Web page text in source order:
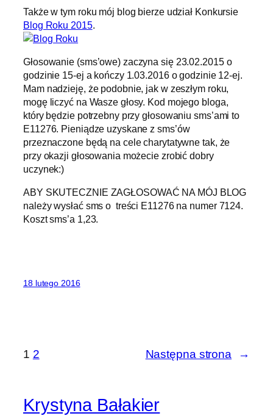
Także w tym roku mój blog bierze udział Konkursie
Blog Roku 2015.
Głosowanie (sms’owe) zaczyna się 23.02.2015 o
godzinie 15-ej a kończy 1.03.2016 o godzinie 12-ej.
Mam nadzieję, że podobnie, jak w zeszłym roku,
mogę liczyć na Wasze głosy. Kod mojego bloga,
który będzie potrzebny przy głosowaniu sms’ami to
E11276. Pieniądze uzyskane z sms’ów
przeznaczone będą na cele charytatywne tak, że
przy okazji głosowania możecie zrobić dobry
uczynek:)
ABY SKUTECZNIE ZAGŁOSOWAĆ NA MÓJ BLOG
należy wysłać sms o treści E11276 na numer 7124.
Koszt sms’a 1,23.
18 lutego 2016
1 2 Następna strona →
Krystyna Bałakier